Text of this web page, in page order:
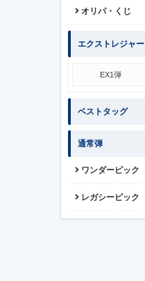
オリパ・くじ
エクストレジャー
EX1弾
ベストタッグ
通常弾
ワンダーピック
レガシーピック